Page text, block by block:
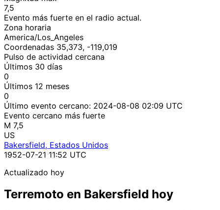
7,5
Evento más fuerte en el radio actual.
Zona horaria
America/Los_Angeles
Coordenadas 35,373, -119,019
Pulso de actividad cercana
Últimos 30 días
0
Últimos 12 meses
0
Último evento cercano: 2024-08-08 02:09 UTC
Evento cercano más fuerte
M 7,5
US
Bakersfield, Estados Unidos
1952-07-21 11:52 UTC
Actualizado hoy
Terremoto en Bakersfield hoy